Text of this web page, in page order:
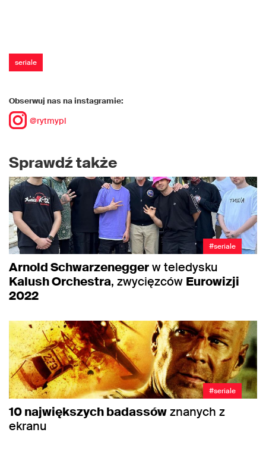
seriale
Obserwuj nas na instagramie:
@rytmypl
Sprawdź także
#seriale
Arnold Schwarzeneggerw teledysku
Kalush Orchestra, zwycięzców Eurowizji
2022
#seriale
10 największych badassówznanych z
ekranu